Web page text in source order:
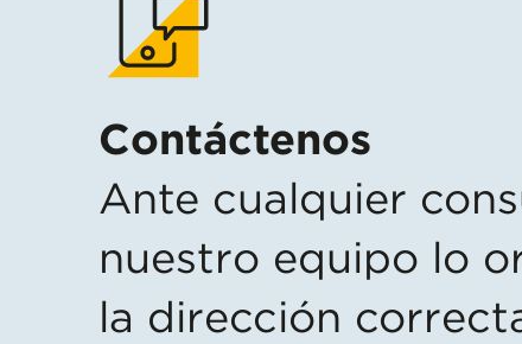
Contáctenos
Ante cualquier
nuestro equipo lo
la dirección